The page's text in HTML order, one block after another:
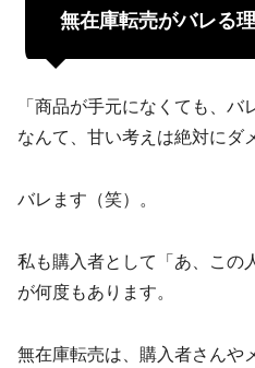
無在庫転売がバレる
「商品が手元になくても、バ
なんて、甘い考えは絶対にダ
バレます（笑）。
私も購入者として「あ、この
が何度もあります。
無在庫転売は、購入者さんや